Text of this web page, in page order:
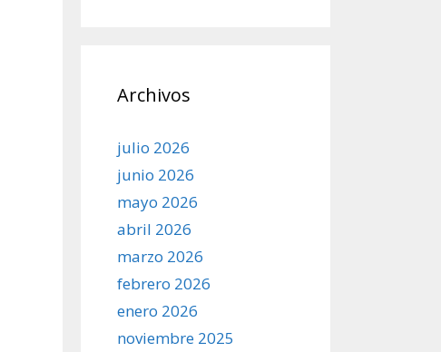
Archivos
julio 2026
junio 2026
mayo 2026
abril 2026
marzo 2026
febrero 2026
enero 2026
noviembre 2025